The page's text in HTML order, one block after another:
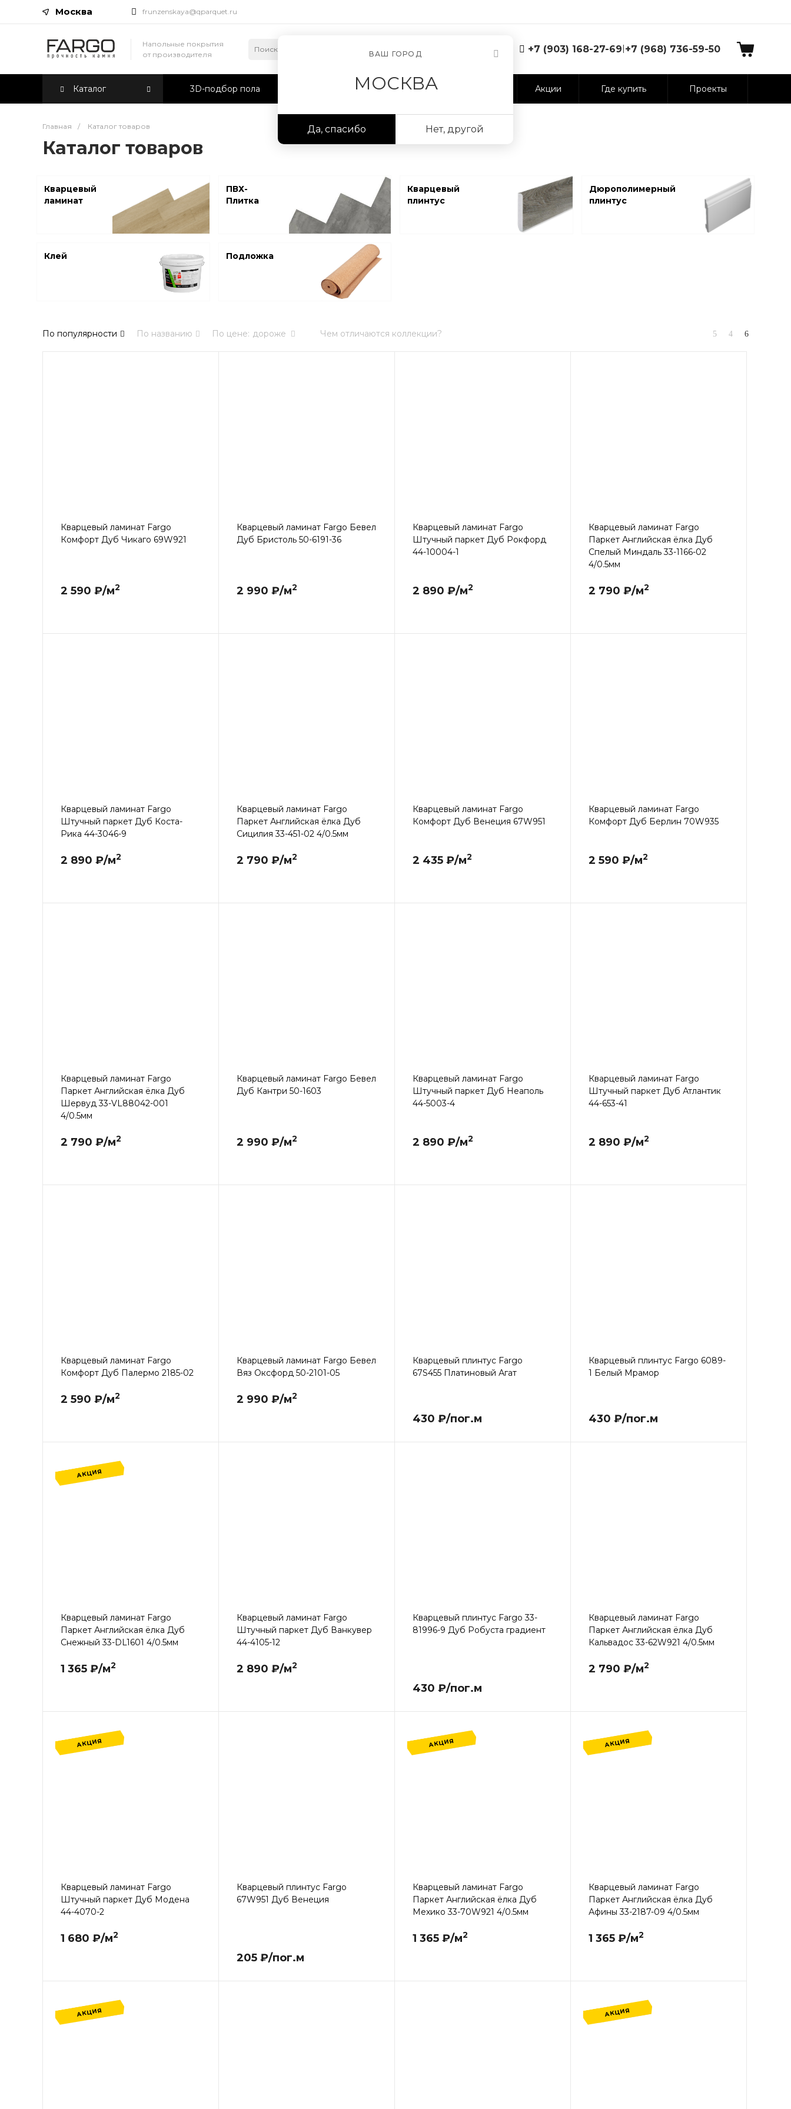
Москва
ВАШ ГОРОД
МОСКВА
Да, спасибо Нет, другой
frunzenskaya@qparquet.ru
Напольные покрытия
от производителя
+7 (903) 168-27-69|+7 (968) 736-59-50
Каталог 3D-подбор пола Сотрудничество Информация Акции Где купить Проекты
Главная / Каталог товаров
Каталог товаров
Кварцевый
ламинат
ПВХ-
Плитка
Кварцевый
плинтус
Дюрополимерный
плинтус
Клей Подложка
По популярности По названию По цене: дороже Чем отличаются коллекции?
Кварцевый ламинат Fargo
Комфорт Дуб Чикаго 69W921
2 590 ₽/м2
Кварцевый ламинат Fargo Бевел
Дуб Бристоль 50-6191-36
2 990 ₽/м2
Кварцевый ламинат Fargo
Штучный паркет Дуб Рокфорд
44-10004-1
2 890 ₽/м2
Кварцевый ламинат Fargo
Паркет Английская ёлка Дуб
Спелый Миндаль 33-1166-02
4/0.5мм
2 790 ₽/м2
Кварцевый ламинат Fargo
Штучный паркет Дуб Коста-
Рика 44-3046-9
2 890 ₽/м2
Кварцевый ламинат Fargo
Паркет Английская ёлка Дуб
Сицилия 33-451-02 4/0.5мм
2 790 ₽/м2
Кварцевый ламинат Fargo
Комфорт Дуб Венеция 67W951
2 435 ₽/м2
Кварцевый ламинат Fargo
Комфорт Дуб Берлин 70W935
2 590 ₽/м2
Кварцевый ламинат Fargo
Паркет Английская ёлка Дуб
Шервуд 33-VL88042-001
4/0.5мм
2 790 ₽/м2
Кварцевый ламинат Fargo Бевел
Дуб Кантри 50-1603
2 990 ₽/м2
Кварцевый ламинат Fargo
Штучный паркет Дуб Неаполь
44-5003-4
2 890 ₽/м2
Кварцевый ламинат Fargo
Штучный паркет Дуб Атлантик
44-653-41
2 890 ₽/м2
Кварцевый ламинат Fargo
Комфорт Дуб Палермо 2185-02
2 590 ₽/м2
Кварцевый ламинат Fargo Бевел
Вяз Оксфорд 50-2101-05
2 990 ₽/м2
Кварцевый плинтус Fargo
67S455 Платиновый Агат
430 ₽/пог.м
Кварцевый плинтус Fargo 6089-
1 Белый Мрамор
430 ₽/пог.м
АКЦИЯ
Кварцевый ламинат Fargo
Паркет Английская ёлка Дуб
Снежный 33-DL1601 4/0.5мм
1 365 ₽/м2
Кварцевый ламинат Fargo
Штучный паркет Дуб Ванкувер
44-4105-12
2 890 ₽/м2
Кварцевый плинтус Fargo 33-
81996-9 Дуб Робуста градиент
430 ₽/пог.м
Кварцевый ламинат Fargo
Паркет Английская ёлка Дуб
Кальвадос 33-62W921 4/0.5мм
2 790 ₽/м2
АКЦИЯ
Кварцевый ламинат Fargo
Штучный паркет Дуб Модена
44-4070-2
1 680 ₽/м2
Кварцевый плинтус Fargo
67W951 Дуб Венеция
205 ₽/пог.м
АКЦИЯ
Кварцевый ламинат Fargo
Паркет Английская ёлка Дуб
Мехико 33-70W921 4/0.5мм
1 365 ₽/м2
АКЦИЯ
Кварцевый ламинат Fargo
Паркет Английская ёлка Дуб
Афины 33-2187-09 4/0.5мм
1 365 ₽/м2
АКЦИЯ АКЦИЯ